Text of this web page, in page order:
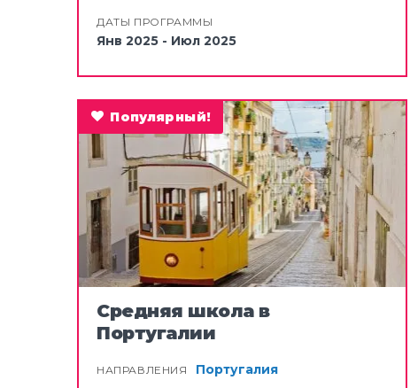
ДАТЫ ПРОГРАММЫ
Янв 2025 - Июл 2025
Средняя школа в
Португалии
НАПРАВЛЕНИЯ Португалия
Популярный!